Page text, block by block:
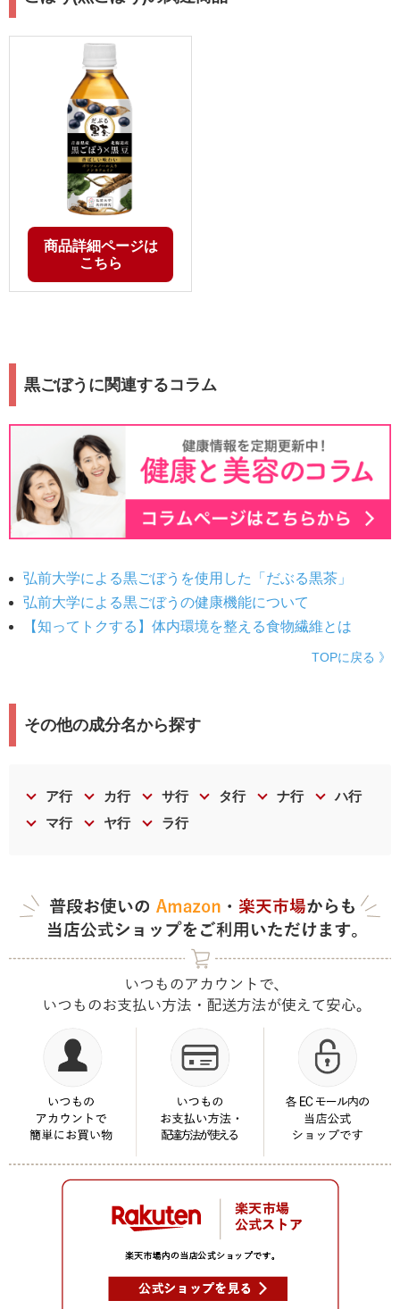
商品詳細ページは
こちら
黒ごぼうに関連するコラム
弘前大学による黒ごぼうを使用した「だぶる黒茶」
弘前大学による黒ごぼうの健康機能について
【知ってトクする】体内環境を整える食物繊維とは
TOPに戻る 》
その他の成分名から探す
ア行 カ行 サ行 タ行 ナ行
ハ行
マ行
ヤ行 ラ行